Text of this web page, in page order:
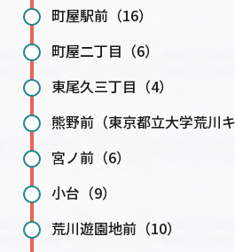
町屋駅前（16）
町屋二丁目（6）
東尾久三丁目（4）
熊野前（東京都立大学荒川
宮ノ前（6）
小台（9）
荒川遊園地前（10）